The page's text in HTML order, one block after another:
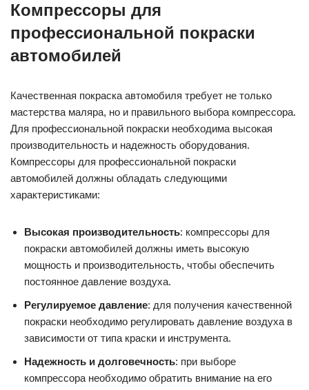
Компрессоры для
профессиональной покраски
автомобилей
Качественная покраска автомобиля требует не только
мастерства маляра, но и правильного выбора компрессора.
Для профессиональной покраски необходима высокая
производительность и надежность оборудования.
Компрессоры для профессиональной покраски
автомобилей должны обладать следующими
характеристиками:
Высокая производительность: компрессоры для
покраски автомобилей должны иметь высокую
мощность и производительность, чтобы обеспечить
постоянное давление воздуха.
Регулируемое давление: для получения качественной
покраски необходимо регулировать давление воздуха в
зависимости от типа краски и инструмента.
Надежность и долговечность: при выборе
компрессора необходимо обратить внимание на его